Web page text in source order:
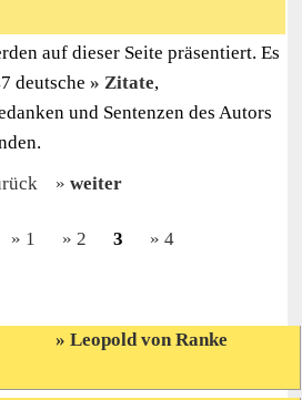
auf dieser Seite präsentiert. Es
deutsche
Zitate,
und Sentenzen des Autors
weiter
1 2 3 4
Leopold von Ranke